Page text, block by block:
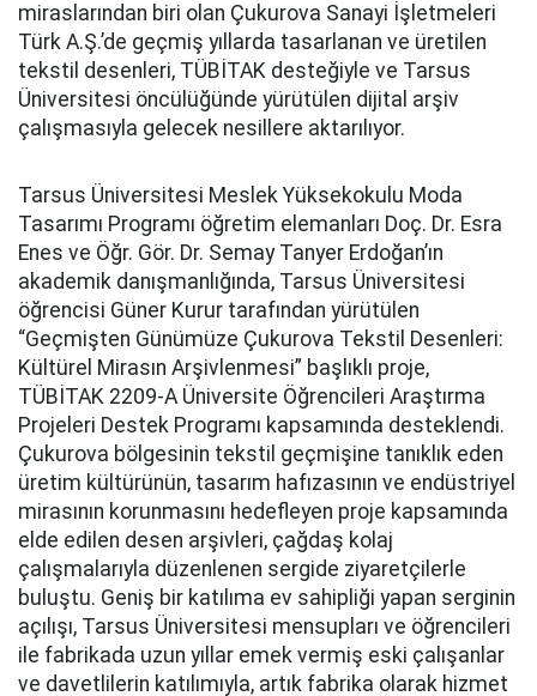
miraslarından biri olan Çukurova Sanayi İşletmeleri
Türk A.Ş.’de geçmiş yıllarda tasarlanan ve üretilen
tekstil desenleri, TÜBİTAK desteğiyle ve Tarsus
Üniversitesi öncülüğünde yürütülen dijital arşiv
çalışmasıyla gelecek nesillere aktarılıyor.
Tarsus Üniversitesi Meslek Yüksekokulu Moda
Tasarımı Programı öğretim elemanları Doç. Dr. Esra
Enes ve Öğr. Gör. Dr. Semay Tanyer Erdoğan’ın
akademik danışmanlığında, Tarsus Üniversitesi
öğrencisi Güner Kurur tarafından yürütülen
“Geçmişten Günümüze Çukurova Tekstil Desenleri:
Kültürel Mirasın Arşivlenmesi” başlıklı proje,
TÜBİTAK 2209-A Üniversite Öğrencileri Araştırma
Projeleri Destek Programı kapsamında desteklendi.
Çukurova bölgesinin tekstil geçmişine tanıklık eden
üretim kültürünün, tasarım hafızasının ve endüstriyel
mirasının korunmasını hedefleyen proje kapsamında
elde edilen desen arşivleri, çağdaş kolaj
çalışmalarıyla düzenlenen sergide ziyaretçilerle
buluştu. Geniş bir katılıma ev sahipliği yapan serginin
açılışı, Tarsus Üniversitesi mensupları ve öğrencileri
ile fabrikada uzun yıllar emek vermiş eski çalışanlar
ve davetlilerin katılımıyla, artık fabrika olarak hizmet